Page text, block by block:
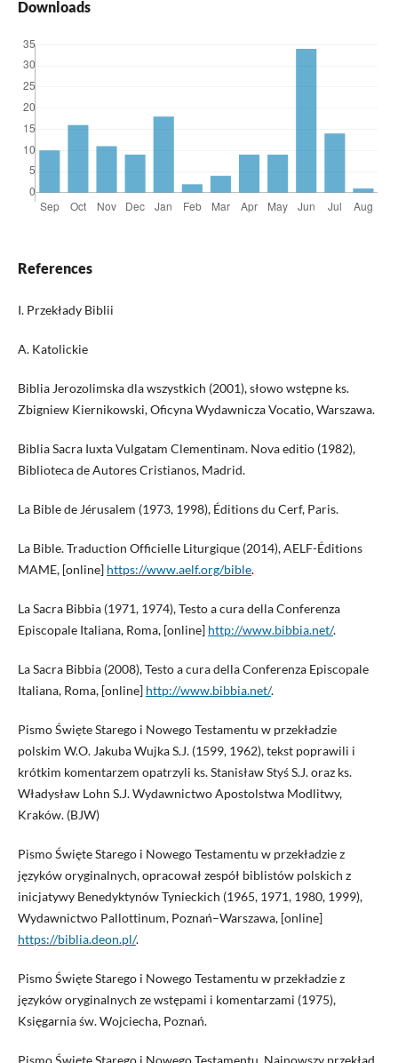
Downloads
References
I. Przekłady Biblii
A. Katolickie
Biblia Jerozolimska dla wszystkich (2001), słowo wstępne ks.
Zbigniew Kiernikowski, Oficyna Wydawnicza Vocatio, Warszawa.
Biblia Sacra Iuxta Vulgatam Clementinam. Nova editio (1982),
Biblioteca de Autores Cristianos, Madrid.
La Bible de Jérusalem (1973, 1998), Éditions du Cerf, Paris.
La Bible. Traduction Officielle Liturgique (2014), AELF-Éditions
MAME, [online] https://www.aelf.org/bible.
La Sacra Bibbia (1971, 1974), Testo a cura della Conferenza
Episcopale Italiana, Roma, [online] http://www.bibbia.net/.
La Sacra Bibbia (2008), Testo a cura della Conferenza Episcopale
Italiana, Roma, [online] http://www.bibbia.net/.
Pismo Święte Starego i Nowego Testamentu w przekładzie
polskim W.O. Jakuba Wujka S.J. (1599, 1962), tekst poprawili i
krótkim komentarzem opatrzyli ks. Stanisław Styś S.J. oraz ks.
Władysław Lohn S.J. Wydawnictwo Apostolstwa Modlitwy,
Kraków. (BJW)
Pismo Święte Starego i Nowego Testamentu w przekładzie z
języków oryginalnych, opracował zespół biblistów polskich z
inicjatywy Benedyktynów Tynieckich (1965, 1971, 1980, 1999),
Wydawnictwo Pallottinum, Poznań–Warszawa, [online]
https://biblia.deon.pl/.
Pismo Święte Starego i Nowego Testamentu w przekładzie z
języków oryginalnych ze wstępami i komentarzami (1975),
Księgarnia św. Wojciecha, Poznań.